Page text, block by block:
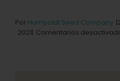
Por Humboldt Seed Company
2021| Comentarios